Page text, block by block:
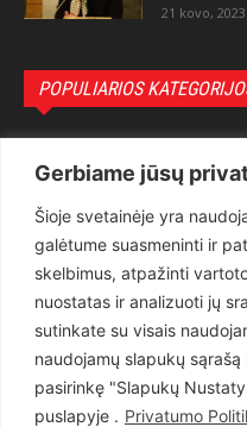
Gerbiame jūsų
Šioje svetainėje yra
galėtume suasmeninti ir
skelbimus, atpažinti
nuostatas ir analizuoti jų
sutinkate su visais
naudojamų slapukų
pasirinkę "Slapukų
puslapyje . Privatumo
21 kovo, 2023
POPULIARIOS
Teisėsauga
Aktualu
Lietuva
Pasaulis
Статьи на русском
Articles in english